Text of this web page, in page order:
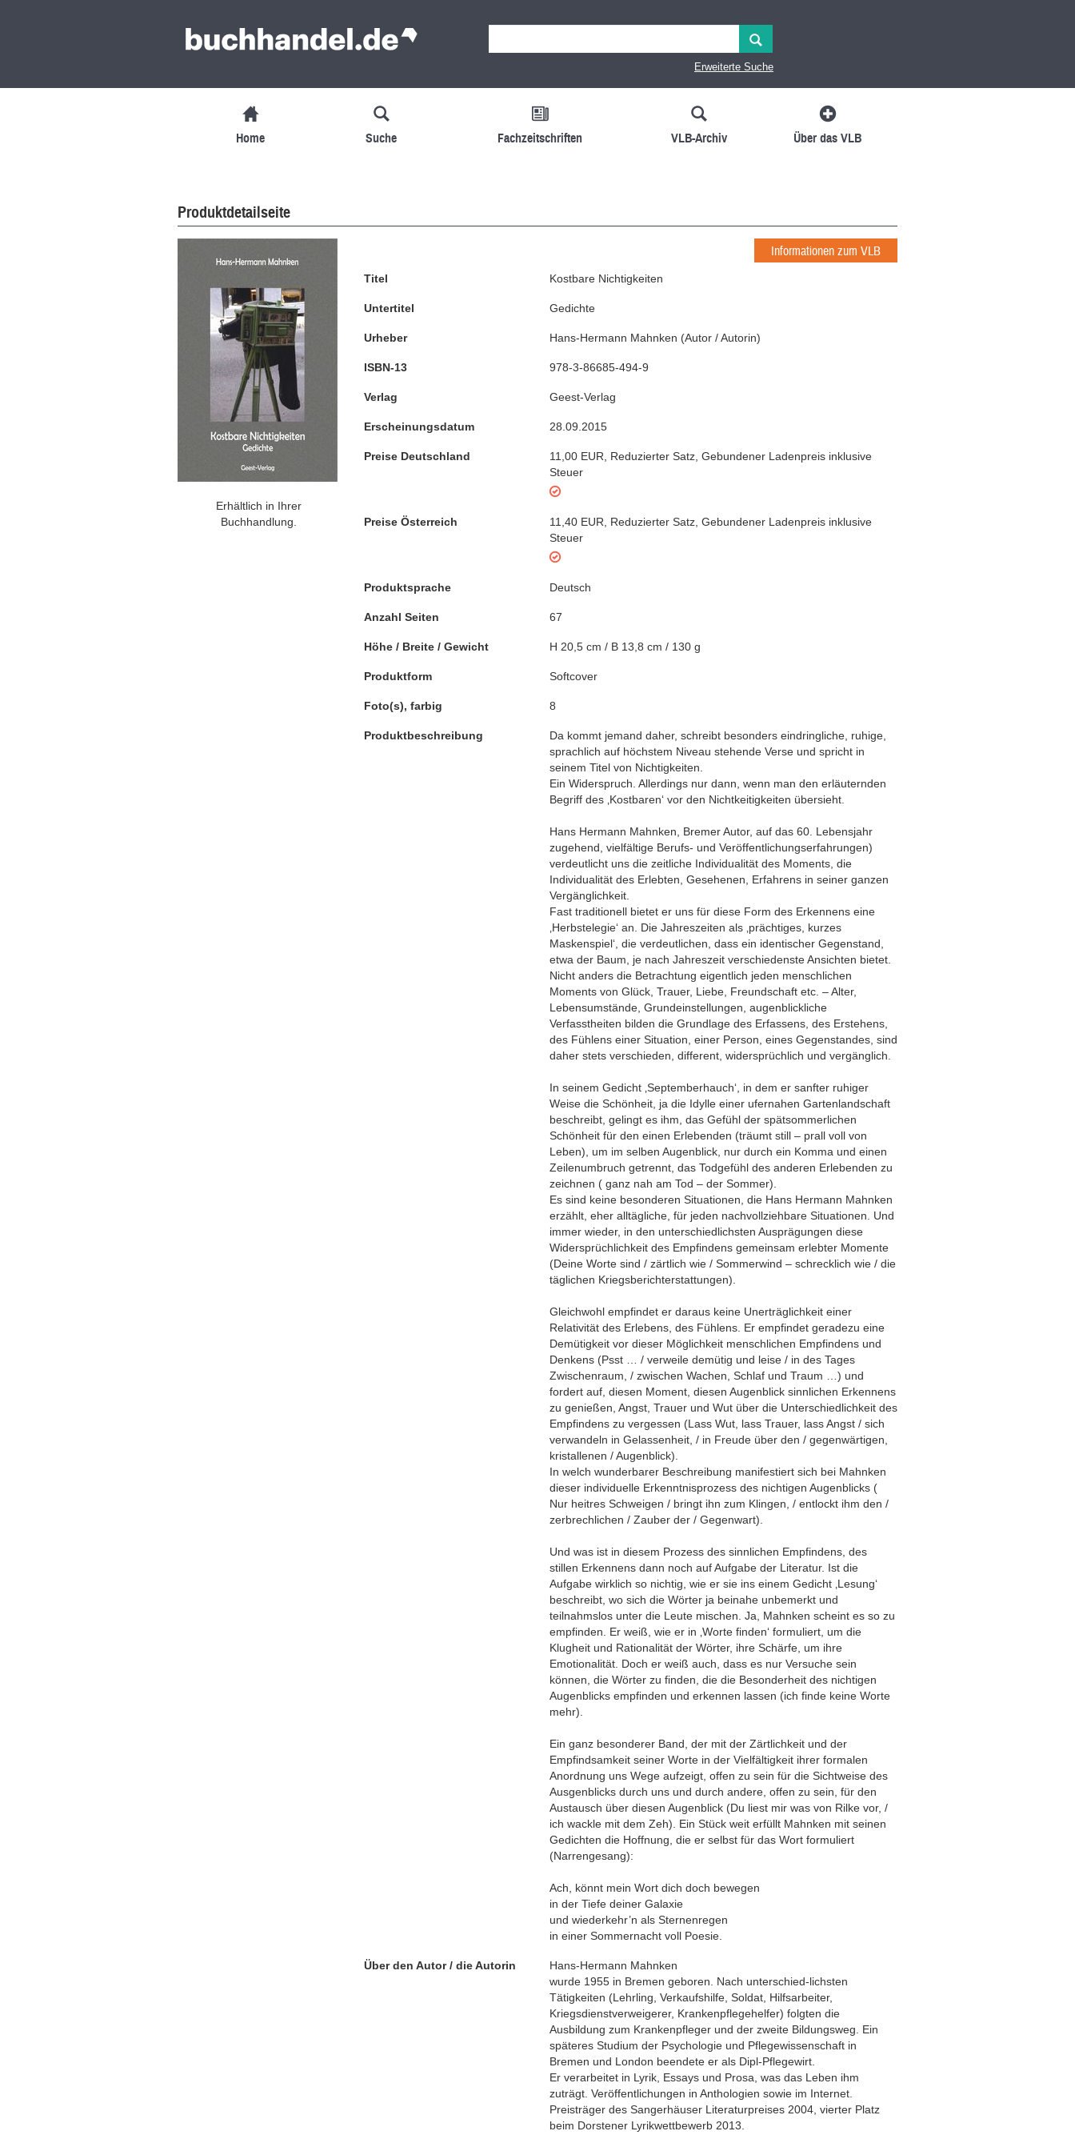
Erweiterte Suche
Home Suche Fachzeitschriften VLB-Archiv Über das VLB
Produktdetailseite
Erhältlich in Ihrer
Buchhandlung.
Informationen zum VLB
Titel Kostbare Nichtigkeiten
Untertitel Gedichte
Urheber Hans-Hermann Mahnken (Autor / Autorin)
ISBN-13 978-3-86685-494-9
Verlag Geest-Verlag
Erscheinungsdatum 28.09.2015
Preise Deutschland 11,00 EUR Reduzierter Satz Gebundener Ladenpreis inklusive
Steuer
Preise Österreich 11,40 EUR Reduzierter Satz Gebundener Ladenpreis inklusive
Steuer
Produktsprache Deutsch
Anzahl Seiten 67
Höhe / Breite / Gewicht H 20,5 cm / B 13,8 cm / 130 g
Produktform Softcover
Foto(s), farbig 8
Produktbeschreibung
Da kommt jemand daher, schreibt besonders eindringliche, ruhige,
sprachlich auf höchstem Niveau stehende Verse und spricht in
seinem Titel von Nichtigkeiten.
Ein Widerspruch. Allerdings nur dann, wenn man den erläuternden
Begriff des ‚Kostbaren‘ vor den Nichtkeitigkeiten übersieht.
Hans Hermann Mahnken, Bremer Autor, auf das 60. Lebensjahr
zugehend, vielfältige Berufs- und Veröffentlichungserfahrungen)
verdeutlicht uns die zeitliche Individualität des Moments, die
Individualität des Erlebten, Gesehenen, Erfahrens in seiner ganzen
Vergänglichkeit.
Fast traditionell bietet er uns für diese Form des Erkennens eine
‚Herbstelegie‘ an. Die Jahreszeiten als ‚prächtiges, kurzes
Maskenspiel‘, die verdeutlichen, dass ein identischer Gegenstand,
etwa der Baum, je nach Jahreszeit verschiedenste Ansichten bietet.
Nicht anders die Betrachtung eigentlich jeden menschlichen
Moments von Glück, Trauer, Liebe, Freundschaft etc. – Alter,
Lebensumstände, Grundeinstellungen, augenblickliche
Verfasstheiten bilden die Grundlage des Erfassens, des Erstehens,
des Fühlens einer Situation, einer Person, eines Gegenstandes, sind
daher stets verschieden, different, widersprüchlich und vergänglich.
In seinem Gedicht ‚Septemberhauch‘, in dem er sanfter ruhiger
Weise die Schönheit, ja die Idylle einer ufernahen Gartenlandschaft
beschreibt, gelingt es ihm, das Gefühl der spätsommerlichen
Schönheit für den einen Erlebenden (träumt still – prall voll von
Leben), um im selben Augenblick, nur durch ein Komma und einen
Zeilenumbruch getrennt, das Todgefühl des anderen Erlebenden zu
zeichnen ( ganz nah am Tod – der Sommer).
Es sind keine besonderen Situationen, die Hans Hermann Mahnken
erzählt, eher alltägliche, für jeden nachvollziehbare Situationen. Und
immer wieder, in den unterschiedlichsten Ausprägungen diese
Widersprüchlichkeit des Empfindens gemeinsam erlebter Momente
(Deine Worte sind / zärtlich wie / Sommerwind – schrecklich wie / die
täglichen Kriegsberichterstattungen).
Gleichwohl empfindet er daraus keine Unerträglichkeit einer
Relativität des Erlebens, des Fühlens. Er empfindet geradezu eine
Demütigkeit vor dieser Möglichkeit menschlichen Empfindens und
Denkens (Psst … / verweile demütig und leise / in des Tages
Zwischenraum, / zwischen Wachen, Schlaf und Traum …) und
fordert auf, diesen Moment, diesen Augenblick sinnlichen Erkennens
zu genießen, Angst, Trauer und Wut über die Unterschiedlichkeit des
Empfindens zu vergessen (Lass Wut, lass Trauer, lass Angst / sich
verwandeln in Gelassenheit, / in Freude über den / gegenwärtigen,
kristallenen / Augenblick).
In welch wunderbarer Beschreibung manifestiert sich bei Mahnken
dieser individuelle Erkenntnisprozess des nichtigen Augenblicks (
Nur heitres Schweigen / bringt ihn zum Klingen, / entlockt ihm den /
zerbrechlichen / Zauber der / Gegenwart).
Und was ist in diesem Prozess des sinnlichen Empfindens, des
stillen Erkennens dann noch auf Aufgabe der Literatur. Ist die
Aufgabe wirklich so nichtig, wie er sie ins einem Gedicht ‚Lesung‘
beschreibt, wo sich die Wörter ja beinahe unbemerkt und
teilnahmslos unter die Leute mischen. Ja, Mahnken scheint es so zu
empfinden. Er weiß, wie er in ‚Worte finden‘ formuliert, um die
Klugheit und Rationalität der Wörter, ihre Schärfe, um ihre
Emotionalität. Doch er weiß auch, dass es nur Versuche sein
können, die Wörter zu finden, die die Besonderheit des nichtigen
Augenblicks empfinden und erkennen lassen (ich finde keine Worte
mehr).
Ein ganz besonderer Band, der mit der Zärtlichkeit und der
Empfindsamkeit seiner Worte in der Vielfältigkeit ihrer formalen
Anordnung uns Wege aufzeigt, offen zu sein für die Sichtweise des
Ausgenblicks durch uns und durch andere, offen zu sein, für den
Austausch über diesen Augenblick (Du liest mir was von Rilke vor, /
ich wackle mit dem Zeh). Ein Stück weit erfüllt Mahnken mit seinen
Gedichten die Hoffnung, die er selbst für das Wort formuliert
(Narrengesang):
Ach, könnt mein Wort dich doch bewegen
in der Tiefe deiner Galaxie
und wiederkehr’n als Sternenregen
in einer Sommernacht voll Poesie.
Über den Autor / die Autorin
Hans-Hermann Mahnken
wurde 1955 in Bremen geboren. Nach unterschied-lichsten
Tätigkeiten (Lehrling, Verkaufshilfe, Soldat, Hilfsarbeiter,
Kriegsdienstverweigerer, Krankenpflegehelfer) folgten die
Ausbildung zum Krankenpfleger und der zweite Bildungsweg. Ein
späteres Studium der Psychologie und Pflegewissenschaft in
Bremen und London beendete er als Dipl-Pflegewirt.
Er verarbeitet in Lyrik, Essays und Prosa, was das Leben ihm
zuträgt. Veröffentlichungen in Anthologien sowie im Internet.
Preisträger des Sangerhäuser Literaturpreises 2004, vierter Platz
beim Dorstener Lyrikwettbewerb 2013.